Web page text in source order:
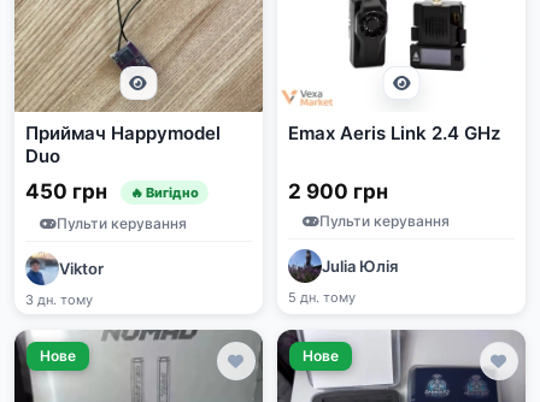
Приймач Happymodel
Duo
450 грн 🔥 Вигідно
Пульти керування
Viktor
3 дн. тому
Emax Aeris Link 2.4 GHz
2 900 грн
Пульти керування
Julia Юлія
5 дн. тому
Нове Нове